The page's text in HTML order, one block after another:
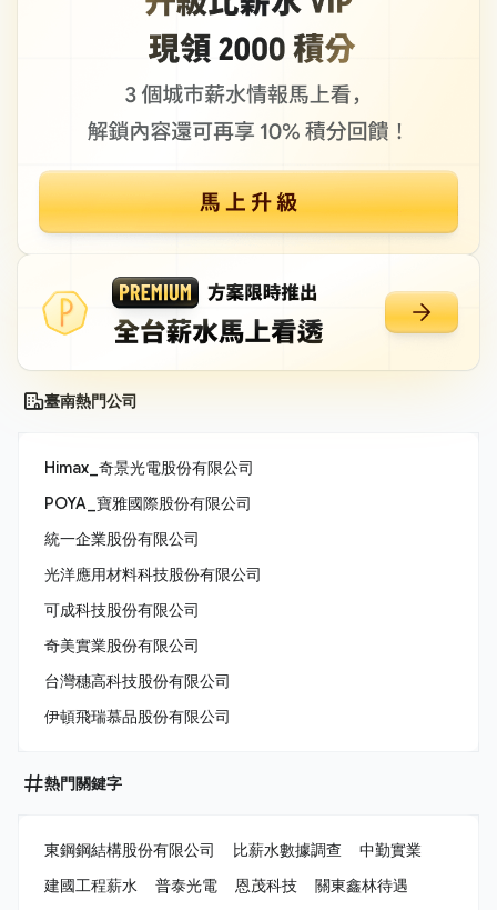
臺南熱門公司
Himax_奇景光電股份有限公司
POYA_寶雅國際股份有限公司
統一企業股份有限公司
光洋應用材料科技股份有限公司
可成科技股份有限公司
奇美實業股份有限公司
台灣穗高科技股份有限公司
伊頓飛瑞慕品股份有限公司
熱門關鍵字
東鋼鋼結構股份有限公司 比薪水數據調查
中勤實業
建國工程薪水
普泰光電 恩茂科技
關東鑫林待遇